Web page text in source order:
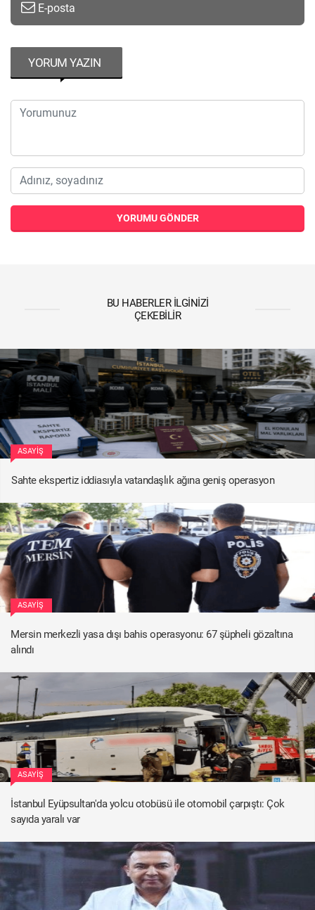
E-posta
YORUM YAZIN
YORUMU GÖNDER
BU HABERLER İLGINIZI
ÇEKEBILIR
ASAYIŞ
Sahte ekspertiz iddiasıyla vatandaşlık ağına geniş operasyon
ASAYIŞ
Mersin merkezli yasa dışı bahis operasyonu: 67 şüpheli gözaltına
alındı
ASAYIŞ
İstanbul Eyüpsultan'da yolcu otobüsü ile otomobil çarpıştı: Çok
sayıda yaralı var